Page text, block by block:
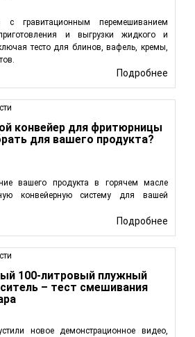
с гравитационным перемешиванием
и выгрузки жидкого и
тесто для блинов, вафель, кремы,
Подробнее
конвейер для фритюрницы
для вашего продукта?
вашего продукта в горячем масле
конвейерную систему для вашей
Подробнее
100-литровый плужный
– тест смешивания
новое демонстрационное видео,